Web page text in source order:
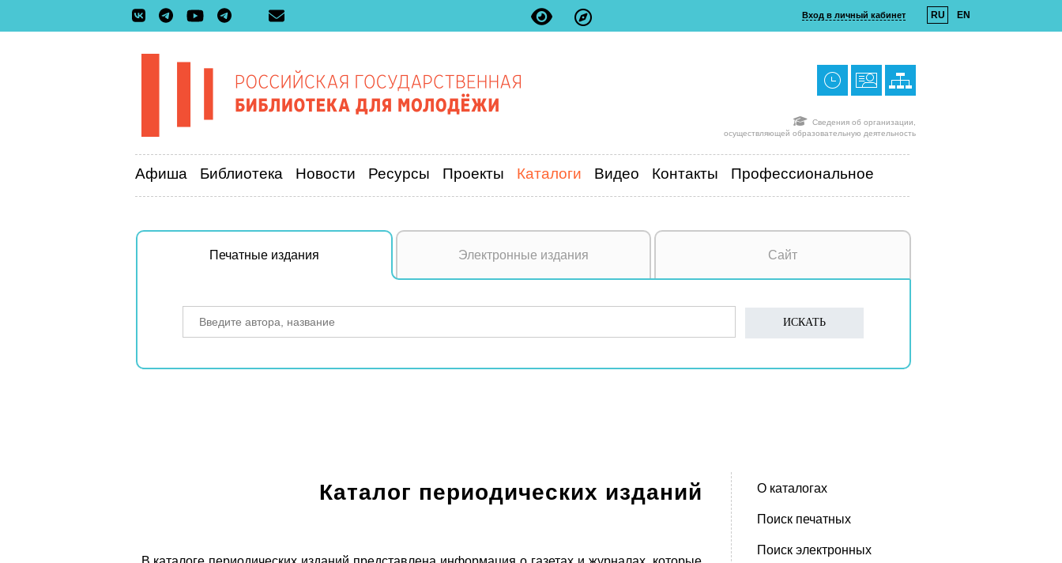
Вход в личный кабинет RU EN
Сведения об организации,
осуществляющей образовательную деятельность
Афиша Библиотека Новости Ресурсы Проекты Каталоги Видео Контакты Профессиональное
Печатные издания Электронные издания Сайт
Каталог периодических изданий О каталогах
Поиск печатных
Поиск электронных